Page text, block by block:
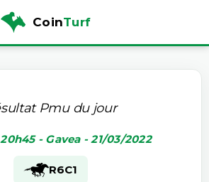
CoinTurf
Pmu du jour
- Gavea - 21/03/2022
R6C1